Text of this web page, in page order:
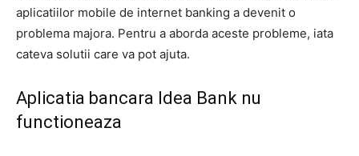
aplicatiilor mobile de internet banking a devenit o
problema majora. Pentru a aborda aceste probleme, iata
cateva solutii care va pot ajuta.
Aplicatia bancara Idea Bank nu
functioneaza